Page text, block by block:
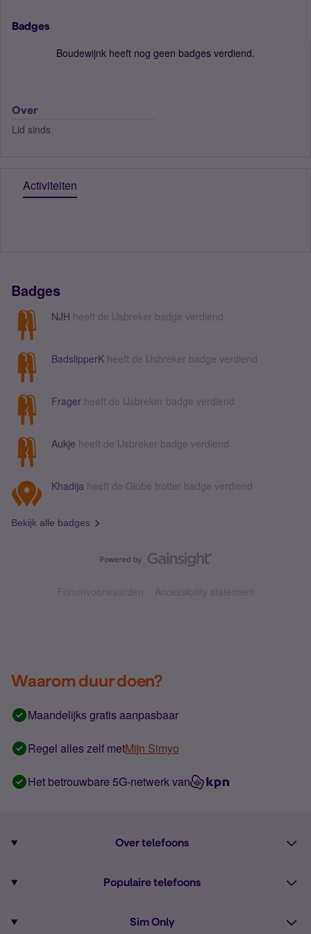
Badges
Boudewijnk heeft nog geen badges verdiend.
Over
Lid sinds
Activiteiten
Badges
NJH heeft de IJsbreker badge verdiend
BadslipperK heeft de IJsbreker badge verdiend
Frager heeft de IJsbreker badge verdiend
Aukje heeft de IJsbreker badge verdiend
Khadija heeft de Globe trotter badge verdiend
Bekijk alle badges
Forumvoorwaarden Accessibility statement
Waarom duur doen?
Maandelijks gratis aanpasbaar
Regel alles zelf metMijn Simyo
Het betrouwbare 5G-netwerk van
Over telefoons
Alle telefoons
Populaire telefoons
Sim Only